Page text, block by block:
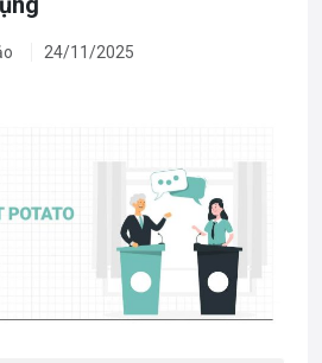
24/11/2025